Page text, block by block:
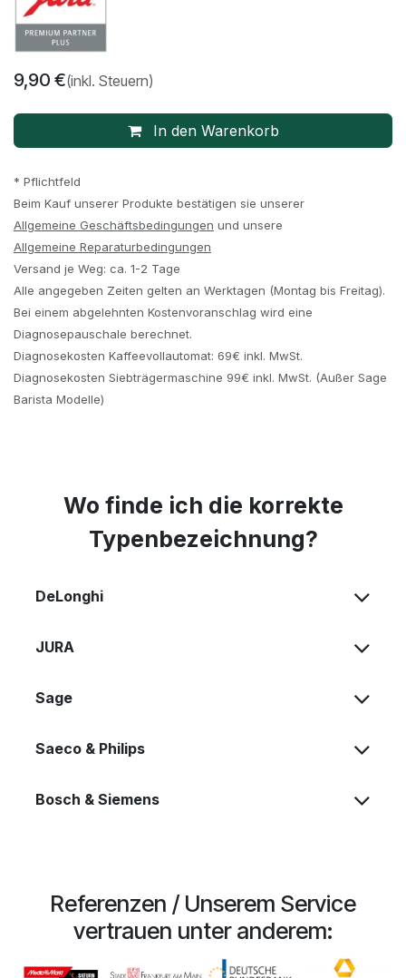
9,90 €(inkl. Steuern)
In den Warenkorb
* Pflichtfeld
Beim Kauf unserer Produkte bestätigen sie unserer
Allgemeine Geschäftsbedingungen und unsere
Allgemeine Reparaturbedingungen
Versand je Weg: ca. 1-2 Tage
Alle angegeben Zeiten gelten an Werktagen (Montag bis Freitag).
Bei einem abgelehnten Kostenvoranschlag wird eine
Diagnosepauschale berechnet.
Diagnosekosten Kaffeevollautomat: 69€ inkl. MwSt.
Diagnosekosten Siebträgermaschine 99€ inkl. MwSt. (Außer Sage
Barista Modelle)
Wo finde ich die korrekte
Typenbezeichnung?
DeLonghi
JURA
Sage
Saeco & Philips
Bosch & Siemens
Referenzen / Unserem Service
vertrauen unter anderem: